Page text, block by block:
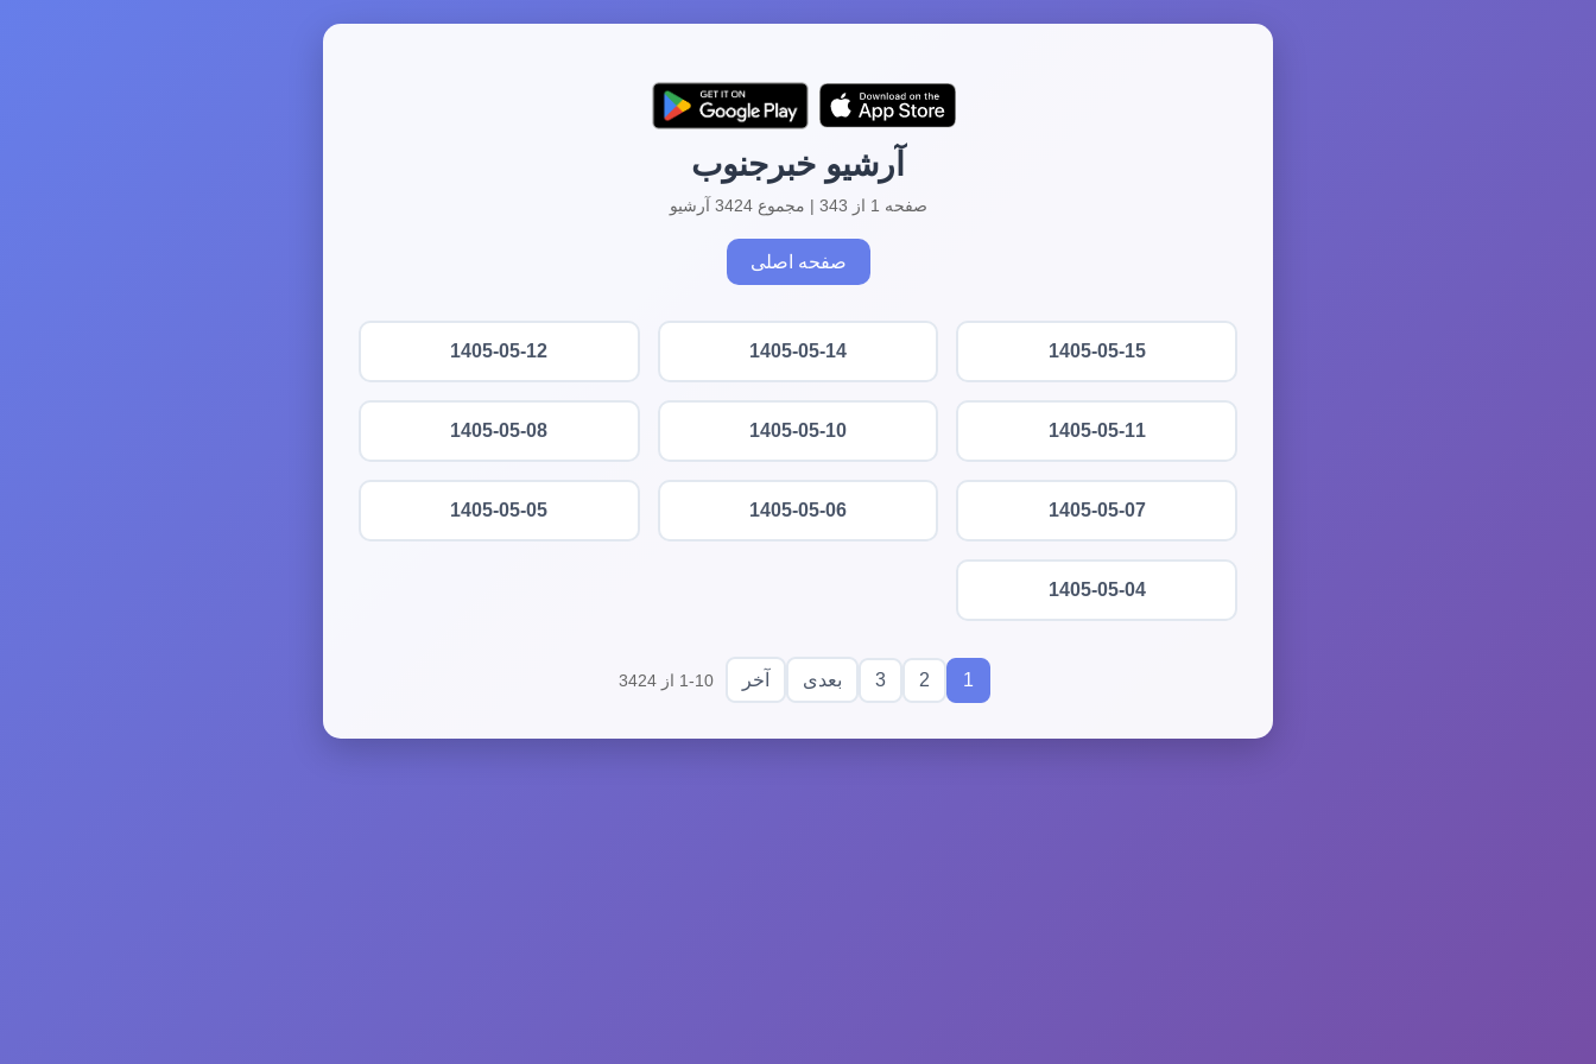
آرشیو خبرجنوب
صفحه 1 از 343 | مجموع 3424 آرشیو
صفحه اصلی
1405-05-15
1405-05-14
1405-05-12
1405-05-11
1405-05-10
1405-05-08
1405-05-07
1405-05-06
1405-05-05
1405-05-04
1
2
3 بعدی آخر 1-10 از 3424